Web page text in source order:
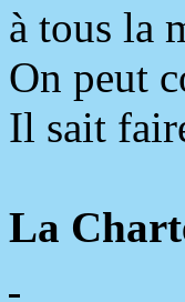
à tous la
On peut
Il sait
La